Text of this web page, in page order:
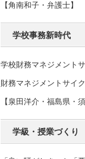
【角南和子・弁護士】
学校事務新時代
学校財務マネジメント
財務マネジメントサイク
【泉田洋介・福島県・
学級・授業づく